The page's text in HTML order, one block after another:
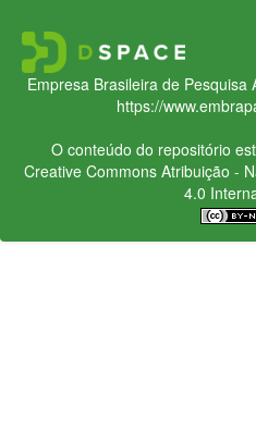
Empresa Brasileira de Pesquisa
https://
O conteúdo do repositório
Creative CommonsAtribuição -
4.0